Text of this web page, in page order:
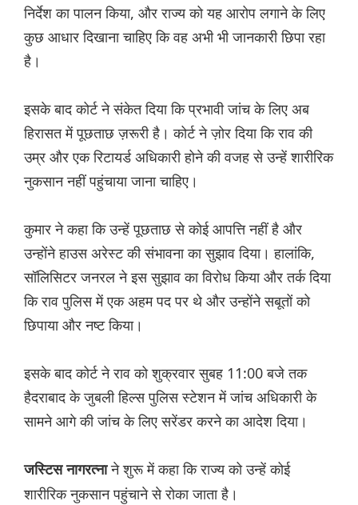
निर्देश का पालन किया, और राज्य को यह आरोप लगाने के लिए
कुछ आधार दिखाना चाहिए कि वह अभी भी जानकारी छिपा रहा
है।
इसके बाद कोर्ट ने संकेत दिया कि प्रभावी जांच के लिए अब
हिरासत में पूछताछ ज़रूरी है। कोर्ट ने ज़ोर दिया कि राव की
उम्र और एक रिटायर्ड अधिकारी होने की वजह से उन्हें शारीरिक
नुकसान नहीं पहुंचाया जाना चाहिए।
कुमार ने कहा कि उन्हें पूछताछ से कोई आपत्ति नहीं है और
उन्होंने हाउस अरेस्ट की संभावना का सुझाव दिया। हालांकि,
सॉलिसिटर जनरल ने इस सुझाव का विरोध किया और तर्क दिया
कि राव पुलिस में एक अहम पद पर थे और उन्होंने सबूतों को
छिपाया और नष्ट किया।
इसके बाद कोर्ट ने राव को शुक्रवार सुबह 11:00 बजे तक
हैदराबाद के जुबली हिल्स पुलिस स्टेशन में जांच अधिकारी के
सामने आगे की जांच के लिए सरेंडर करने का आदेश दिया।
जस्टिस नागरत्नाने शुरू में कहा कि राज्य को उन्हें कोई
शारीरिक नुकसान पहुंचाने से रोका जाता है।